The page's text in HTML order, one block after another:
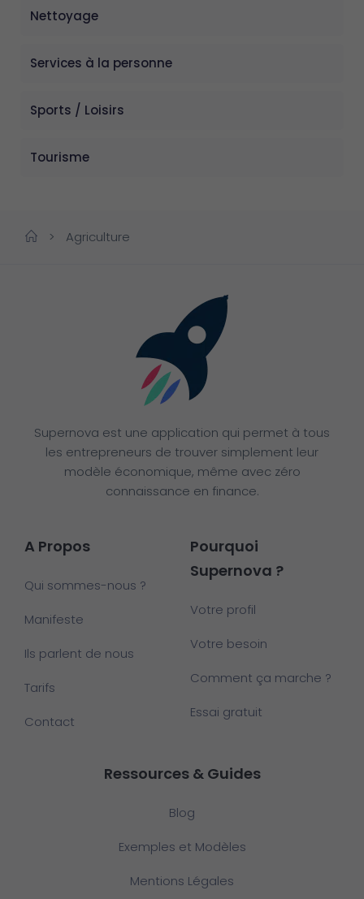
Nettoyage
Services à la personne
Sports / Loisirs
Tourisme
> Agriculture
Supernova est une application qui permet à tous
les entrepreneurs de trouver simplement leur
modèle économique, même avec zéro
connaissance en finance.
A Propos
Qui sommes-nous ?
Manifeste
Ils parlent de nous
Tarifs
Contact
Pourquoi
Supernova ?
Votre profil
Votre besoin
Comment ça marche ?
Essai gratuit
Ressources & Guides
Blog
Exemples et Modèles
Mentions Légales